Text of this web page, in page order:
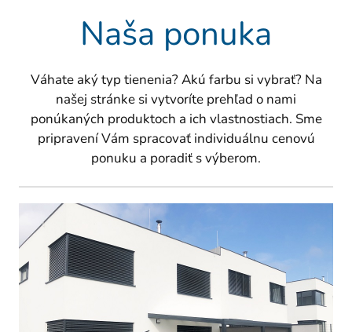
Naša ponuka
Váhate aký typ tienenia? Akú farbu si vybrať? Na
našej stránke si vytvoríte prehľad o nami
ponúkaných produktoch a ich vlastnostiach. Sme
pripravení Vám spracovať individuálnu cenovú
ponuku a poradiť s výberom.